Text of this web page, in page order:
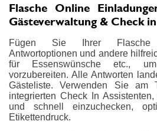
Flasche Online
Gästeverwaltung & Check in
Fügen Sie Ihrer Flasche
Antwortoptionen und andere
für Essenswünsche etc.,
vorzubereiten. Alle Antworten
Gästeliste. Verwenden Sie am
integrierten Check In
und schnell einzuchecken,
Etikettendruck.